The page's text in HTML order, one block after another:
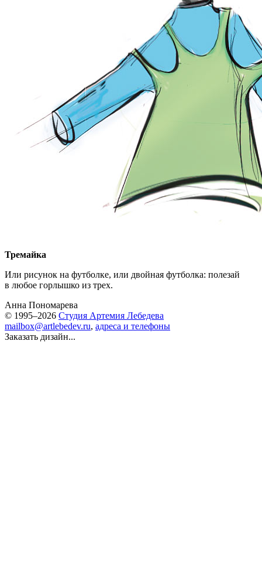
Тремайка
Или рисунок на футболке, или двойная футболка: полезай
в любое горлышко из трех.
Анна Пономарева
© 1995–2026 Студия Артемия Лебедева
mailbox@artlebedev.ru, адреса и телефоны
Заказать дизайн...